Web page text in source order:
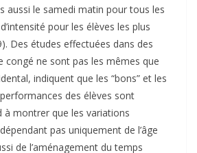
aussi le samedi matin pour tous les
pour les élèves les plus
Des études effectuées dans des
congé ne sont pas les mêmes que
indiquent que les “bons” et les
des élèves sont
à montrer que les variations
pas uniquement de l’âge
de l’aménagement du temps